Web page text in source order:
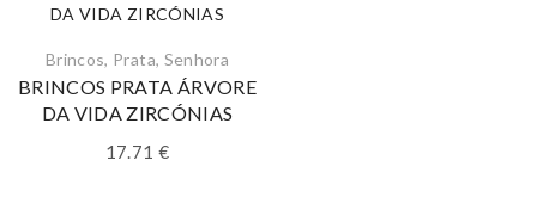
Brincos, Prata, Senhora
BRINCOS PRATA ÁRVORE
DA VIDA ZIRCÓNIAS
17.71 €